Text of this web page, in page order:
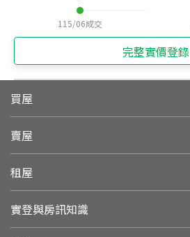
115/06成交
完整實價登錄
買屋
賣屋
租屋
實登與房訊知識